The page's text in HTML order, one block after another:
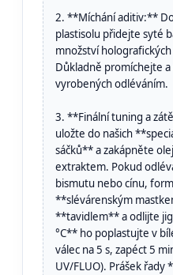
2. **Míchání aditiv:**
plastisolu přidejte syté
množství
Důkladně promíchejte
vyrobených odléváním.
3. **Finální tuning a
uložte do našich
sáčků** a zakápněte
extraktem. Pokud
bismutu nebo cínu,
**slévárenským
**tavidlem** a odlijte
°C** ho poplastujte v
válec na 5 s, zapéct 5
UV/FLUO). Prášek řady